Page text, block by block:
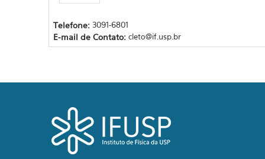
Telefone: 3091-6801
E-mail de Contato: cleto@if.usp.br